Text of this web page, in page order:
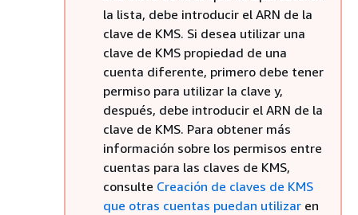
la lista, debe introducir el ARN de la
clave de KMS. Si desea utilizar una
clave de KMS propiedad de una
cuenta diferente, primero debe tener
permiso para utilizar la clave y,
después, debe introducir el ARN de la
clave de KMS. Para obtener más
información sobre los permisos entre
cuentas para las claves de KMS,
consulte Creación de claves de KMS
que otras cuentas puedan utilizar en